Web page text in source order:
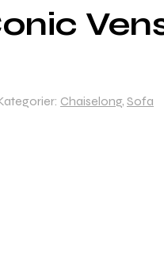
Chaiselong, Sofa